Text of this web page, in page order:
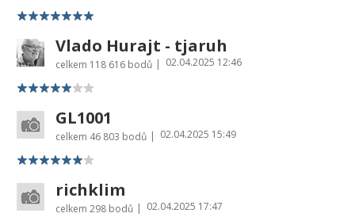
Vlado Hurajt - tjaruh
celkem 118 616 bodů | 02.04.2025 12:46
GL1001
celkem 46 803 bodů | 02.04.2025 15:49
richklim
celkem 298 bodů | 02.04.2025 17:47